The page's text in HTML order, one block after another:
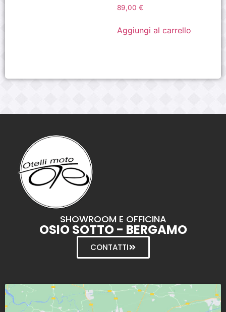
89,00 €
Aggiungi al carrello
SHOWROOM E OFFICINA
OSIO SOTTO - BERGAMO
CONTATTI